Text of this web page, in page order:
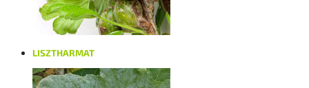
LISZTHARMAT